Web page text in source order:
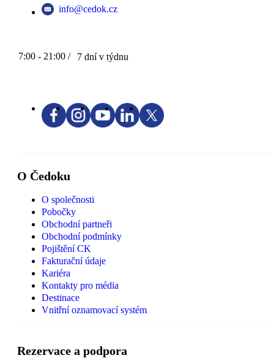
info@cedok.cz
7:00 - 21:00 / 7 dní v týdnu
O Čedoku
O společnosti
Pobočky
Obchodní partneři
Obchodní podmínky
Pojištění CK
Fakturační údaje
Kariéra
Kontakty pro média
Destinace
Vnitřní oznamovací systém
Rezervace a podpora